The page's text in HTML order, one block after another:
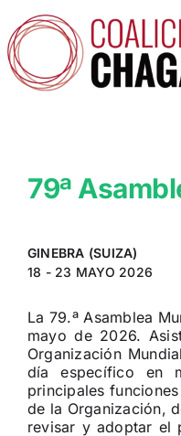
contenido
79ª
GINEBRA (SUIZA)
18 - 23 MAYO 2026
La 79.ª Asamblea
mayo de 2026.
Organización
día específico en
principales
de la Organización,
revisar y adoptar el